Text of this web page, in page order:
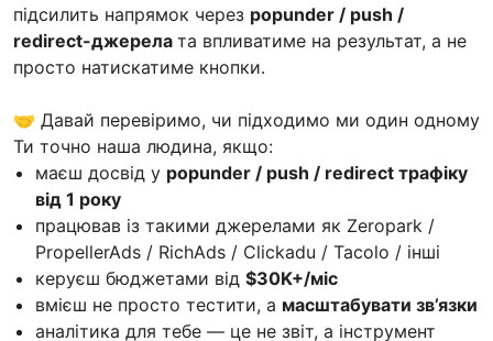
пiдсилить напрямок через popunder / push /
redirect-джерела та впливатиме на результат, а не
просто натискатиме кнопки.
🤝 Давай перевіримо, чи підходимо ми один одному
Ти точно наша людина, якщо:
маєш досвід у popunder / push / redirect трафіку
від 1 року
працював із такими джерелами як Zeropark /
PropellerAds / RichAds / Clickadu / Tacolo / інші
керуєш бюджетами від $30K+/міс
вмієш не просто тестити, а масштабувати зв’язки
аналітика для тебе — це не звіт, а інструмент